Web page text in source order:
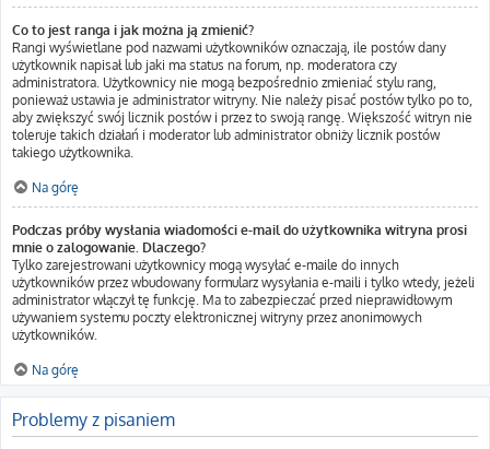
Co to jest ranga i jak można ją zmienić?
Rangi wyświetlane pod nazwami użytkowników oznaczają, ile postów dany
użytkownik napisał lub jaki ma status na forum, np. moderatora czy
administratora. Użytkownicy nie mogą bezpośrednio zmieniać stylu rang,
ponieważ ustawia je administrator witryny. Nie należy pisać postów tylko po to,
aby zwiększyć swój licznik postów i przez to swoją rangę. Większość witryn nie
toleruje takich działań i moderator lub administrator obniży licznik postów
takiego użytkownika.
Na górę
Podczas próby wysłania wiadomości e-mail do użytkownika witryna prosi
mnie o zalogowanie. Dlaczego?
Tylko zarejestrowani użytkownicy mogą wysyłać e-maile do innych
użytkowników przez wbudowany formularz wysyłania e-maili i tylko wtedy, jeżeli
administrator włączył tę funkcję. Ma to zabezpieczać przed nieprawidłowym
używaniem systemu poczty elektronicznej witryny przez anonimowych
użytkowników.
Na górę
Problemy z pisaniem